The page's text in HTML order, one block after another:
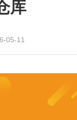
库
05-11